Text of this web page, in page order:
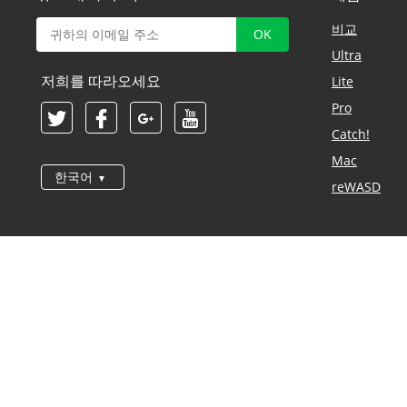
저희를 따라오세요
한국어
비교
Ultra
Lite
Pro
Catch!
Mac
reWASD